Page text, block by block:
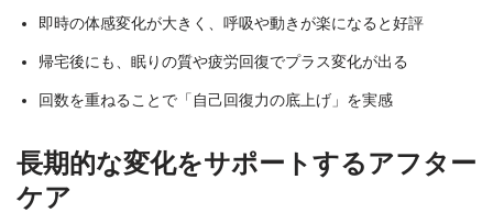
即時の体感変化が大きく、呼吸や動きが楽になると好評
帰宅後にも、眠りの質や疲労回復でプラス変化が出る
回数を重ねることで「自己回復力の底上げ」を実感
長期的な変化をサポートするアフター
ケア